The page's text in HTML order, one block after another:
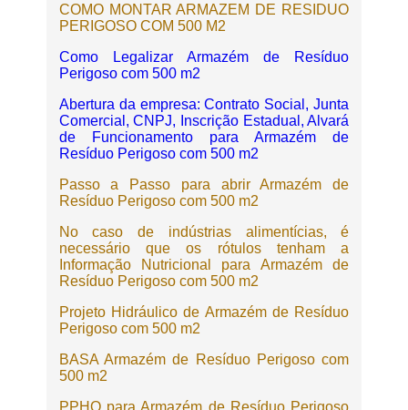
COMO MONTAR ARMAZEM DE RESIDUO
PERIGOSO COM 500 M2
Como Legalizar Armazém de Resíduo
Perigoso com 500 m2
Abertura da empresa: Contrato Social, Junta
Comercial, CNPJ, Inscrição Estadual, Alvará
de Funcionamento para Armazém de
Resíduo Perigoso com 500 m2
Passo a Passo para abrir Armazém de
Resíduo Perigoso com 500 m2
No caso de indústrias alimentícias, é
necessário que os rótulos tenham a
Informação Nutricional para Armazém de
Resíduo Perigoso com 500 m2
Projeto Hidráulico de Armazém de Resíduo
Perigoso com 500 m2
BASA Armazém de Resíduo Perigoso com
500 m2
PPHO para Armazém de Resíduo Perigoso